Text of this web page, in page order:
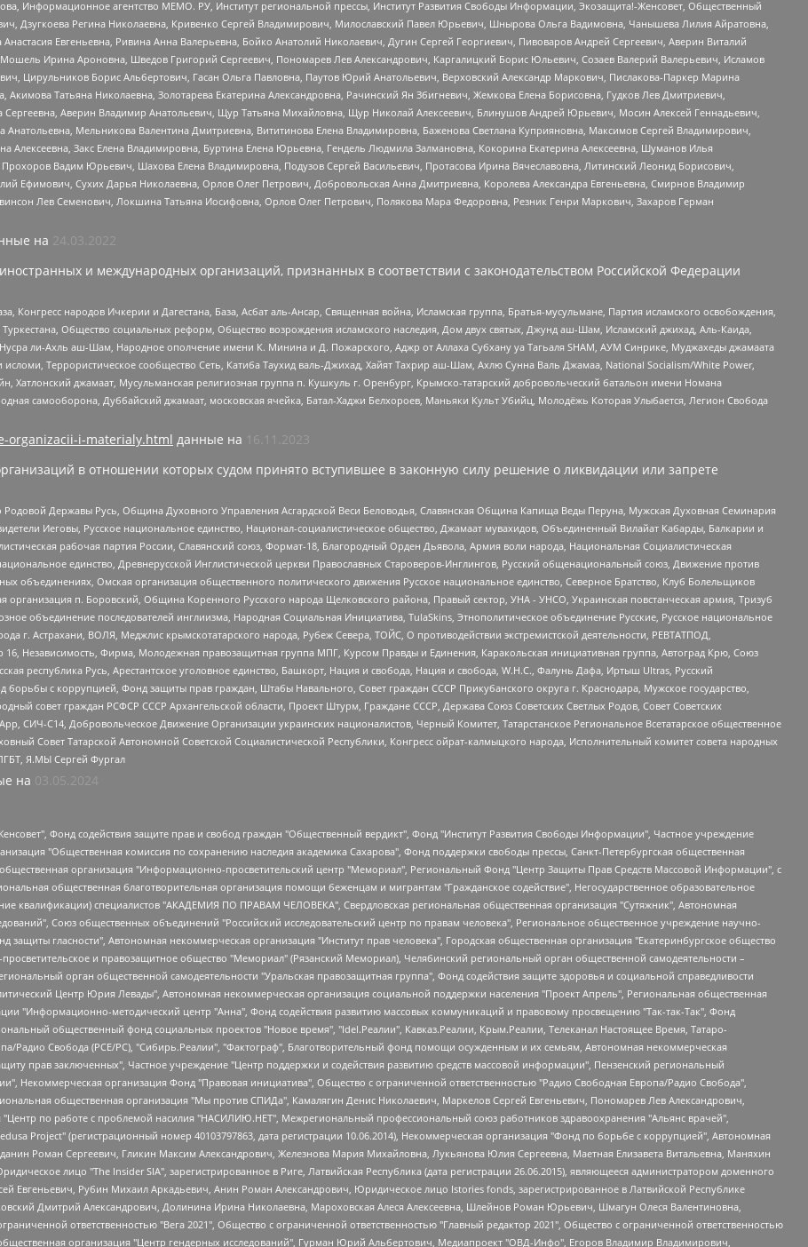
Информационное агентство МЕМО. РУ, Институт региональной прессы, Институт Развития Свободы Информации, Экозащита!-Женсовет, Общественный
Дзугкоева Регина Николаевна, Кривенко Сергей Владимирович, Милославский Павел Юрьевич, Шнырова Ольга Вадимовна, Чанышева Лилия Айратовна,
Евгеньевна, Ривина Анна Валерьевна, Бойко Анатолий Николаевич, Дугин Сергей Георгиевич, Пивоваров Андрей Сергеевич, Аверин Виталий
Ирина Ароновна, Шведов Григорий Сергеевич, Пономарев Лев Александрович, Каргалицкий Борис Юльевич, Созаев Валерий Валерьевич, Исламов
Цирульников Борис Альбертович, Гасан Ольга Павловна, Паутов Юрий Анатольевич, Верховский Александр Маркович, Пислакова-Паркер Марина
Татьяна Николаевна, Золотарева Екатерина Александровна, Рачинский Ян Збигневич, Жемкова Елена Борисовна, Гудков Лев Дмитриевич,
Аверин Владимир Анатольевич, Щур Татьяна Михайловна, Щур Николай Алексеевич, Блинушов Андрей Юрьевич, Мосин Алексей Геннадьевич,
Мельникова Валентина Дмитриевна, Вититинова Елена Владимировна, Баженова Светлана Куприяновна, Максимов Сергей Владимирович,
Алексеевна, Закс Елена Владимировна, Буртина Елена Юрьевна, Гендель Людмила Залмановна, Кокорина Екатерина Алексеевна, Шуманов Илья
Вадим Юрьевич, Шахова Елена Владимировна, Подузов Сергей Васильевич, Протасова Ирина Вячеславовна, Литинский Леонид Борисович,
Ефимович, Сухих Дарья Николаевна, Орлов Олег Петрович, Добровольская Анна Дмитриевна, Королева Александра Евгеньевна, Смирнов Владимир
Лев Семенович, Локшина Татьяна Иосифовна, Орлов Олег Петрович, Полякова Мара Федоровна, Резник Генри Маркович, Захаров Герман
на 24.03.2022
и международных организаций, признанных в соответствии с законодательством Российской Федерации
народов Ичкерии и Дагестана, База, Асбат аль-Ансар, Священная война, Исламская группа, Братья-мусульмане, Партия исламского освобождения,
Общество социальных реформ, Общество возрождения исламского наследия, Дом двух святых, Джунд аш-Шам, Исламский джихад, Аль-Каида,
ли-Ахль аш-Шам, Народное ополчение имени К. Минина и Д. Пожарского, Аджр от Аллаха Субхану уа Тагьаля SHAM, АУМ Синрике, Муджахеды джамаата
Террористическое сообщество Сеть, Катиба Таухид валь-Джихад, Хайят Тахрир аш-Шам, Ахлю Сунна Валь Джамаа, National Socialism/White Power,
Хатлонский джамаат, Мусульманская религиозная группа п. Кушкуль г. Оренбург, Крымско-татарский добровольческий батальон имени Номана
самооборона, Дуббайский джамаат, московская ячейка, Батал-Хаджи Белхороев, Маньяки Культ Убийц, Молодёжь Которая Улыбается, Легион Свобода
organizacii-i-materialy.html данные на
16.11.2023
в отношении которых судом принято вступившее в законную силу решение о ликвидации или запрете
Державы Русь, Община Духовного Управления Асгардской Веси Беловодья, Славянская Община Капища Веды Перуна, Мужская Духовная Семинария
Иеговы, Русское национальное единство, Национал-социалистическое общество, Джамаат мувахидов, Объединенный Вилайат Кабарды, Балкарии и
рабочая партия России, Славянский союз, Формат-18, Благородный Орден Дьявола, Армия воли народа, Национальная Социалистическая
единство, Древнерусской Инглистической церкви Православных Староверов-Инглингов, Русский общенациональный союз, Движение против
объединениях, Омская организация общественного политического движения Русское национальное единство, Северное Братство, Клуб Болельщиков
п. Боровский, Община Коренного Русского народа Щелковского района, Правый сектор, УНА - УНСО, Украинская повстанческая армия, Тризуб
объединение последователей инглиизма, Народная Социальная Инициатива, TulaSkins, Этнополитическое объединение Русские, Русское национальное
г. Астрахани, ВОЛЯ, Меджлис крымскотатарского народа, Рубеж Севера, ТОЙС, О противодействии экстремистской деятельности, РЕВТАТПОД,
Независимость, Фирма, Молодежная правозащитная группа МПГ, Курсом Правды и Единения, Каракольская инициативная группа, Автоград Крю, Союз
республика Русь, Арестантское уголовное единство, Башкорт, Нация и свобода, Нация и свобода, W.H.С., Фалунь Дафа, Иртыш Ultras, Русский
с коррупцией, Фонд защиты прав граждан, Штабы Навального, Совет граждан СССР Прикубанского округа г. Краснодара, Мужское государство,
совет граждан РСФСР СССР Архангельской области, Проект Штурм, Граждане СССР, Держава Союз Советских Светлых Родов, Совет Советских
СИЧ-С14, Добровольческое Движение Организации украинских националистов, Черный Комитет, Татарстанское Региональное Всетатарское общественное
Совет Татарской Автономной Советской Социалистической Республики, Конгресс ойрат-калмыцкого народа, Исполнительный комитет совета народных
Я.МЫ Сергей Фургал
на 03.05.2024
Людмила Алексеевна, Автономная некоммерческая организация "Центр по работе с проблемой насилия "НАСИЛИЮ.НЕТ", Межрегиональный профессиональный союз работников здравоохранения "Альянс врачей", Юридическое лицо, зарегистрированное в Латвийской Республике, SIA "Medusa Project" (регистрационный номер 40103797863, дата регистрации 10.06.2014), Некоммерческая организация "Фонд по борьбе с коррупцией", Автономная некоммерческая организация "Институт права и публичной политики", Баданин Роман Сергеевич, Гликин Максим Александрович, Железнова Мария Михайловна, Лукьянова Юлия Сергеевна, Маетная Елизавета Витальевна, Маняхин Петр Борисович, Чуракова Ольга Владимировна, Ярош Юлия Петровна, Юридическое лицо "The Insider SIA", зарегистрированное в Риге, Латвийская Республика (дата регистрации 26.06.2015), являющееся администратором доменного имени интернет-издания "The Insider SIA", https://theins.ru, Постернак Алексей Евгеньевич, Рубин Михаил Аркадьевич, Анин Роман Александрович, Юридическое лицо Istories fonds, зарегистрированное в Латвийской Республике (регистрационный номер 50008295751, дата регистрации 24.02.2020), Великовский Дмитрий Александрович, Долинина Ирина Николаевна, Мароховская Алеся Алексеевна, Шлейнов Роман Юрьевич, Шмагун Олеся Валентиновна, Общество с ограниченной ответственностью "Альтаир 2021", Общество с ограниченной ответственностью "Вега 2021", Общество с ограниченной ответственностью "Главный редактор 2021", Общество с ограниченной ответственностью "Ромашки монолит", Важенков Артем Валерьевич, Ивановская областная общественная организация "Центр гендерных исследований", Гурман Юрий Альбертович, Медиапроект "ОВД-Инфо", Егоров Владимир Владимирович, Жилинский Владимир Александрович, Общество с ограниченной ответственностью "ЗП", Иванова София Юрьевна, Карезина Инна Павловна, Кильтау Екатерина Викторовна, Петров Алексей Викторович, Пискунов Сергей Евгеньевич, Смирнов Сергей Сергеевич, Тихонов Михаил Сергеевич, Общество с ограниченной ответственностью "ЖУРНАЛИСТ-ИНОСТРАННЫЙ АГЕНТ", Арапова Галина Юрьевна, Вольтская Татьяна Анатольевна, Американская компания "Mason G.E.S. Anonymous Foundation" (США), являющаяся владельцем интернет-издания https://mnews.world/, Компания "Stichting Bellingcat", зарегистрированная в Нидерландах (дата регистрации 11.07.2018), Захаров Андрей Вячеславович, Клепиковская Екатерина Дмитриевна, Общество с ограниченной ответственностью "МЕМО", Перл Роман Александрович, Симонов Евгений Алексеевич, Соловьева Елена Анатольевна, Сотников Даниил Владимирович, Сурначева Елизавета Дмитриевна, Автономная некоммерческая организация по защите прав человека и информированию населения "Якутия – Наше Мнение", Общество с ограниченной ответственностью "Москоу диджитал медиа", с 26.01.2023 Общество с ограниченной ответственностью "Чайка Белые сады", Ветошкина Валерия Валерьевна, Заговора Максим Александрович, Межрегиональное общественное движение "Российская ЛГБТ - сеть", Оленичев Максим Владимирович, Павлов Иван Юрьевич, Скворцова Елена Сергеевна, Общество с ограниченной ответственностью "Как бы инагент", Кочетков Игорь Викторович, Общество с ограниченной ответственностью "Честные выборы", Еланчик Олег Александрович, Общество с ограниченной ответственностью "Нобелевский призыв", Гималова Регина Эмилевна, Григорьев Андрей Валерьевич, Григорьева Алина Александровна, Ассоциация по содействию защите прав призывников, альтернативнослужащих и военнослужащих "Правозащитная группа "Гражданин.Армия.Право", Хисамова Регина Фаритовна, Автономная некоммерческая организация по реализации социально-правовых программ "Лилит", Дальневосточное общественное движение "Маяк", Санкт-Петербургская ЛГБТ-инициативная группа "Выход", Инициативная группа ЛГБТ+ "Реверс", Алексеев Андрей Викторович, Бекбулатова Таисия Львовна, Беляев Иван Михайлович, Владыкина Елена Сергеевна, Гельман Марат Александрович, Никульшина Вероника Юрьевна, Толоконникова Надежда Андреевна, Шендерович Виктор Анатольевич, Общество с ограниченной ответственностью "Данное сообщение", Общество с ограниченной ответственностью Издательский дом "Новая глава", Айнбиндер Александра Александровна, Московский комьюнити-центр для ЛГБТ+инициатив, Благотворительный фонд развития филантропии, Deutsche Welle (Германия, Kurt-Schumacher-Strasse 3, 53113 Bonn), Борзунова Мария Михайловна, Воробьев Виктор Викторович, Голубева Анна Львовна, Константинова Алла Михайловна, Малкова Ирина Владимировна, Мурадов Мурад Абдулгалимович, Осетинская Елизавета Николаевна, Понасенков Евгений Николаевич, Ганапольский Матвей Юрьевич, Киселев Евгений Алексеевич, Борухович Ирина Григорьевна, Дремин Иван Тимофеевич, Дубровский Дмитрий Викторович, Красноярская региональная общественная организация поддержки и развития альтернативных образовательных технологий и межкультурных коммуникаций "ИНТЕРРА", Маяковская Екатерина Алексеевна, Фейгин Марк Захарович, Филимонов Андрей Викторович, Дзугкоева Регина Николаевна, Доброхотов Роман Александрович, Дудь Юрий Александрович, Елкин Сергей Владимирович, Кругликов Кирилл Игоревич, Сабунаева Мария Леонидовна, Семенов Алексей Владимирович, Шаинян Карен Багратович, Шульман Екатерина Михайловна, Асафьев Артур Валерьевич, Вахштайн Виктор Семенович, Венедиктов Алексей Алексеевич, Лушникова Екатерина Евгеньевна, Волков Леонид Михайлович, Невзоров Александр Глебович, Пархоменко Сергей Борисович, Сироткин Ярослав Николаевич, Кара-Мурза Владимир Владимирович, Баранова Наталья Владимировна, Гозман Леонид Яковлевич, Кагарлицкий Борис Юльевич, Климарев Михаил Валерьевич, Милов Владимир Станиславович, Автономная некоммерческая организация Краснодарский центр современного искусства "Типография", Моргенштерн Алишер Тагирович, Соболь Любовь Эдуардовна, Общество с ограниченной ответственностью "ЛИЗА НОРМ", Каспаров Гарри Кимович, Ходорковский Михаил Борисович, Общество с ограниченной ответственностью "Апрельские тезисы", Данилович Ирина Брониславовна, Кашин Олег Владимирович, Петров Николай Владимирович, Пивоваров Алексей Владимирович, Соколов Михаил Владимирович, Цветкова Юлия Владимировна, Чичваркин Евгений Александрович, Комитет против пыток/Команда против пыток, Общество с ограниченной ответственностью "Первый научный", Общество с ограниченной ответственностью "Вертолет и ко", Белоцерковская Вероника Борисовна, Кац Максим Евгеньевич, Лазарева Татьяна Юрьевна, Шаведдинов Руслан Табризович, Яшин Илья Валерьевич, Общество с ограниченной ответственностью "Иноагент ААВ", Алешковский Дмитрий Петрович, Альбац Евгения Марковна, Быков Дмитрий Львович, Галямина Юлия Евгеньевна, Лойко Сергей Леонидович, Мартынов Кирилл Константинович, Медведев Сергей Александрович, Крашенинников Федор Геннадиевич, Гордеева Катерина Вл